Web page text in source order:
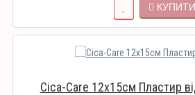
КУПИТИ
Cica-Care 12х15см Пластир